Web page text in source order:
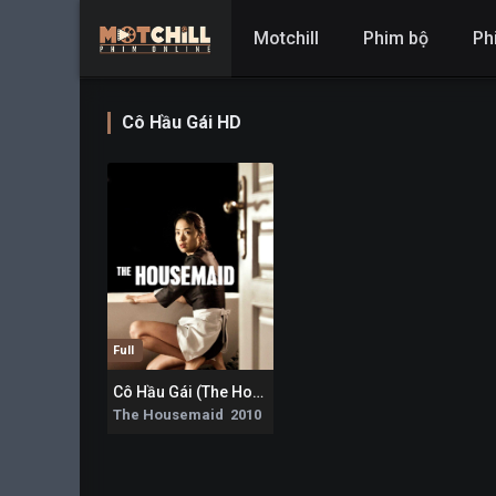
Motchill Phim bộ
Cô Hầu Gái HD
Full
7.7
Cô Hầu Gái (The Housemaid)
The Housemaid 2010